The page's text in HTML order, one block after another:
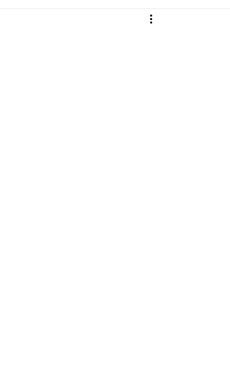
ギャラリー&イベント